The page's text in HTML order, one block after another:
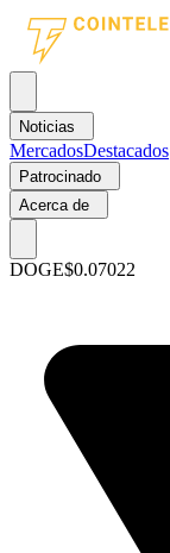
Noticias
MercadosDestacados
Patrocinado
Acerca de
DOGE$0.07022